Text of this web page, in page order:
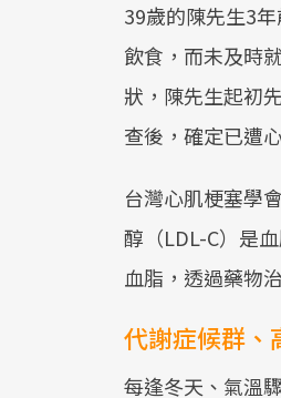
39歲的陳先生3
飲食，而未及時
狀，陳先生起初
查後，確定已遭
台灣心肌梗塞學
醇（LDL-C）是
血脂，透過藥物
代謝症候群、
每逢冬天、氣溫